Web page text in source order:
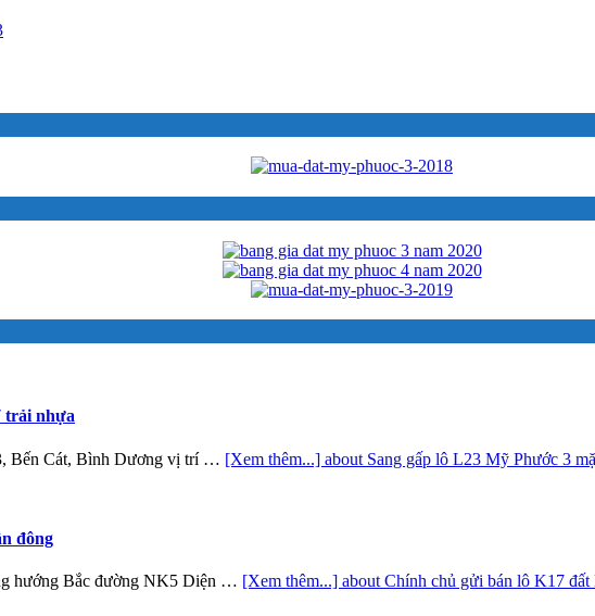
trải nhựa
Bến Cát, Bình Dương vị trí … [Xem thêm...] about Sang gấp lô L23 Mỹ Phước 3
đông
hướng Bắc đường NK5 Diện … [Xem thêm...] about Chính chủ gửi bán lô K17